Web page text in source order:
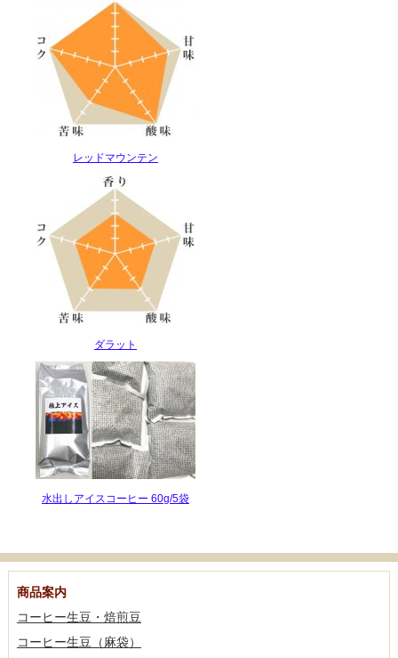
レッドマウンテン
ダラット
水出しアイスコーヒー 60g/5袋
商品案内
コーヒー生豆・焙煎豆
コーヒー生豆（麻袋）